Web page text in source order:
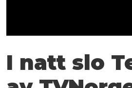
I natt slo